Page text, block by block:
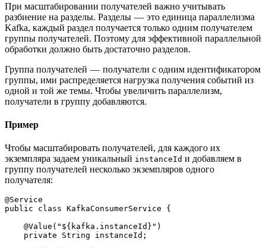
При масштабировании получателей важно учитывать
разбиение на разделы. Разделы — это единица параллелизма
Kafka, каждый раздел получается только одним получателем
группы получателей. Поэтому для эффективной параллельной
обработки должно быть достаточно разделов.
Группа получателей — получатели с одним идентификатором
группы, ими распределяется нагрузка получения событий из
одной и той же темы. Чтобы увеличить параллелизм,
получатели в группу добавляются.
Пример
Чтобы масштабировать получателей, для каждого их
экземпляра задаем уникальный instanceId и добавляем в
группу получателей несколько экземпляров одного
получателя:
@Service
public class KafkaConsumerService {
    @Value("${kafka.instanceId}")
    private String instanceId;